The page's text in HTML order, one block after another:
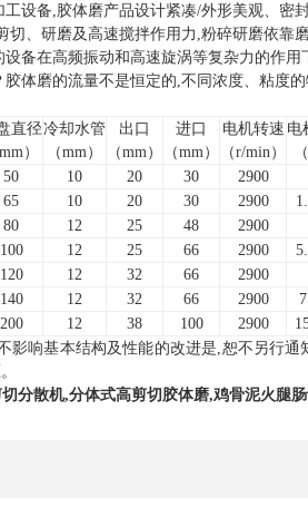
设备,胶体磨产品设计紧凑/外形美观、密
、研磨及高速搅拌作用力,粉碎研磨依靠
备在高频振动和高速旋涡等复杂力的作用
体磨的流量不是恒定的,不同浓度、粘度
直径
）
冷却水管
（mm）
出口
（mm）
进口
（mm）
电机转速
（r/min）
电
50 10 20 30 2900
65 10 20 30 2900
80 12 25 48 2900
100 12 25 66 2900
120 12 32 66 2900
140 12 32 66 2900
200 12 38 100 2900
影响基本结构及性能的改进是,恕不另行
分散机,分体式高剪切胶体磨,鸡骨泥火腿